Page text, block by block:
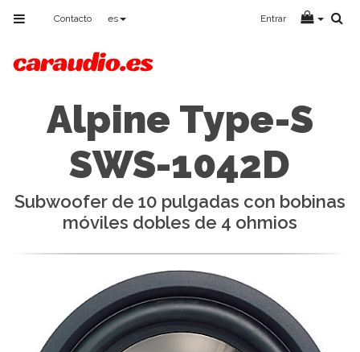
Toggle
navigation
Contacto es Entrar
Alpine Type-S
SWS-1042D
Subwoofer de 10 pulgadas con bobinas
móviles dobles de 4 ohmios